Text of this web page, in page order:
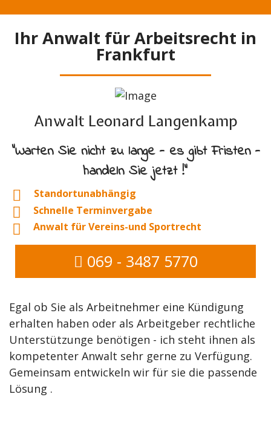
Ihr Anwalt für Arbeitsrecht in
Frankfurt
Anwalt Leonard Langenkamp
"Warten Sie nicht zu lange - es gibt Fristen -
handeln Sie jetzt !"
Standortunabhängig
Schnelle Terminvergabe
Anwalt für Vereins-und Sportrecht
069 - 3487 5770
Egal ob Sie als Arbeitnehmer eine Kündigung
erhalten haben oder als Arbeitgeber rechtliche
Unterstützunge benötigen - ich steht ihnen als
kompetenter Anwalt sehr gerne zu Verfügung.
Gemeinsam entwickeln wir für sie die passende
Lösung .